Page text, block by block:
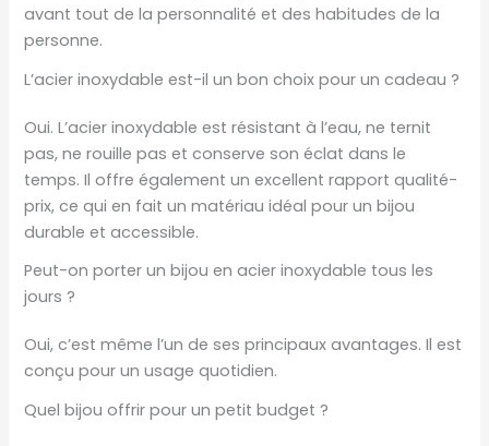
avant tout de la personnalité et des habitudes de la
personne.
L’acier inoxydable est-il un bon choix pour un cadeau ?
Oui. L’acier inoxydable est résistant à l’eau, ne ternit
pas, ne rouille pas et conserve son éclat dans le
temps. Il offre également un excellent rapport qualité-
prix, ce qui en fait un matériau idéal pour un bijou
durable et accessible.
Peut-on porter un bijou en acier inoxydable tous les
jours ?
Oui, c’est même l’un de ses principaux avantages. Il est
conçu pour un usage quotidien.
Quel bijou offrir pour un petit budget ?